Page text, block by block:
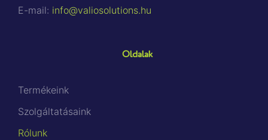
E-mail: info@valiosolutions.hu
Oldalak
Termékeink
Szolgáltatásaink
Rólunk